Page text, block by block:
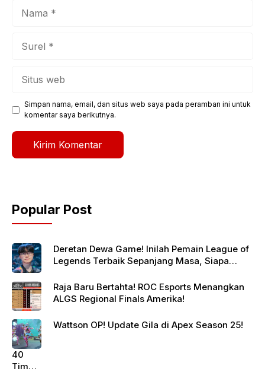
Simpan nama, email, dan situs web saya pada peramban ini untuk
komentar saya berikutnya.
Popular Post
Deretan Dewa Game! Inilah Pemain League of
Legends Terbaik Sepanjang Masa, Siapa
Raja Baru Bertahta! ROC Esports Menangkan
ALGS Regional Finals Amerika!
Wattson OP! Update Gila di Apex Season 25!
40
Tim